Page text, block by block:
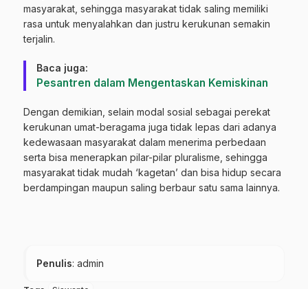
masyarakat, sehingga masyarakat tidak saling memiliki
rasa untuk menyalahkan dan justru kerukunan semakin
terjalin.
Baca juga:
Pesantren dalam Mengentaskan Kemiskinan
Dengan demikian, selain modal sosial sebagai perekat
kerukunan umat-beragama juga tidak lepas dari adanya
kedewasaan masyarakat dalam menerima perbedaan
serta bisa menerapkan pilar-pilar pluralisme, sehingga
masyarakat tidak mudah ‘kagetan’ dan bisa hidup secara
berdampingan maupun saling berbaur satu sama lainnya.
Penulis: admin